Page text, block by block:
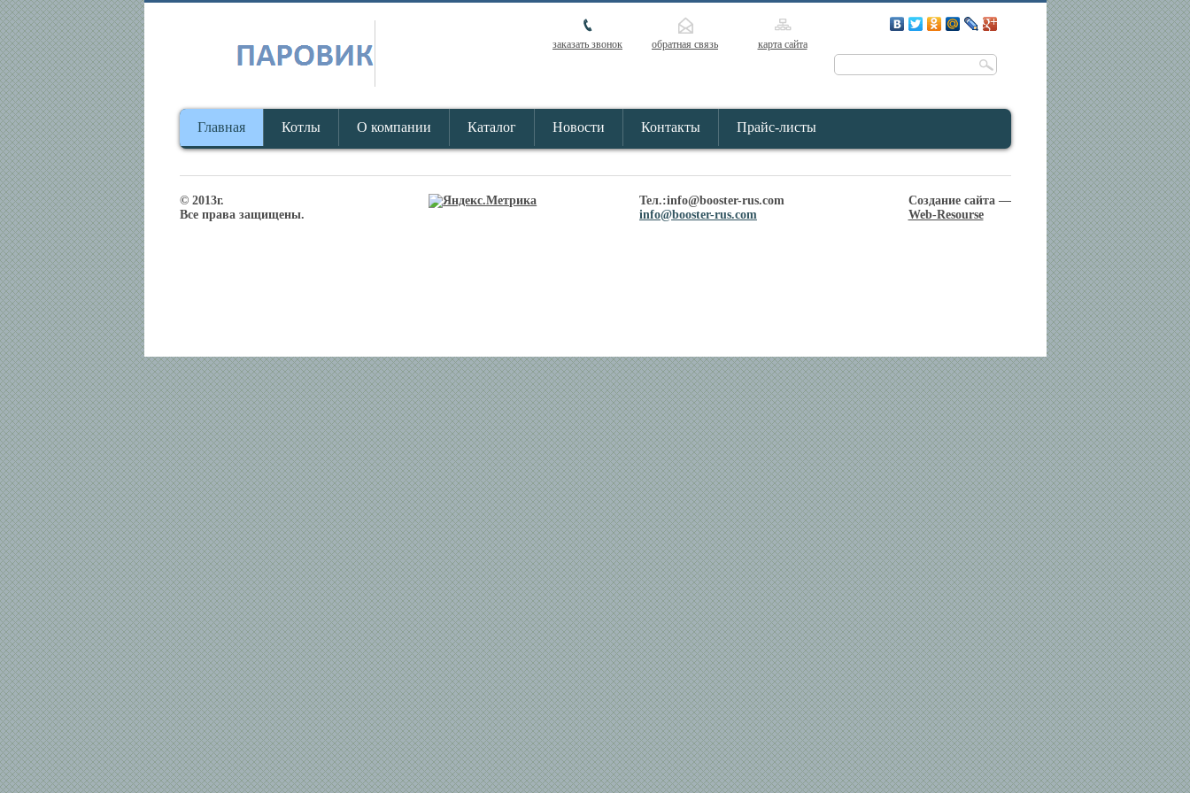
заказать звонок обратная связь карта сайта
Главная Котлы О компании Каталог Новости Контакты Прайс-листы
© 2013г.
Все права защищены.
Тел.:info@booster-rus.com
info@booster-rus.com
Создание сайта —
Web-Resourse